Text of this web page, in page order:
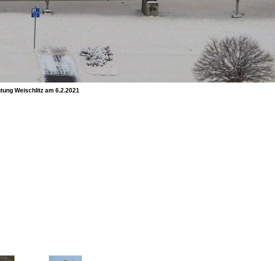
Weischlitz am 6.2.2021